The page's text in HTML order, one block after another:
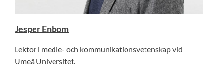
Jesper Enbom
Lektor i medie- och kommunikationsvetenskap vid
Umeå Universitet.